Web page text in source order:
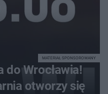
do Wrocławia!
otworzy się
MATERIAŁ SPONSOROWANY